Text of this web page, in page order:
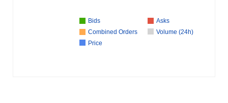
Bids
Asks
Combined Orders
Volume (24h)
Price